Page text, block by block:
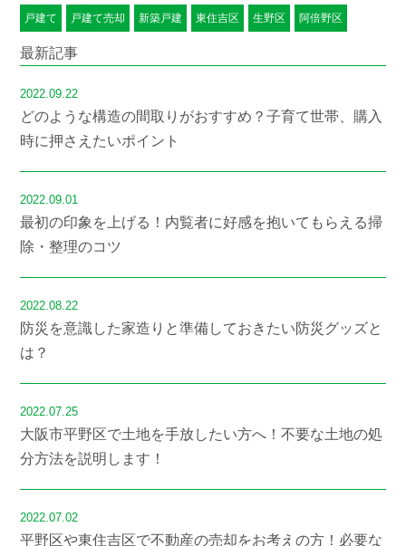
戸建て 戸建て売却 新築戸建 東住吉区 生野区 阿倍野区
最新記事
2022.09.22
どのような構造の間取りがおすすめ？子育て世帯、購入
時に押さえたいポイント
2022.09.01
最初の印象を上げる！内覧者に好感を抱いてもらえる掃
除・整理のコツ
2022.08.22
防災を意識した家造りと準備しておきたい防災グッズと
は？
2022.07.25
大阪市平野区で土地を手放したい方へ！不要な土地の処
分方法を説明します！
2022.07.02
平野区や東住吉区で不動産の売却をお考えの方！必要な